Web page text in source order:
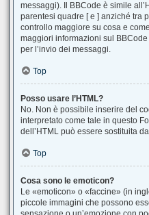
messaggi). Il BBCode è simile
parentesi quadre [ e ] anziché tra
controllo maggiore su cosa e
maggiori informazioni sul
per l’invio dei messaggi.
Top
Posso usare l’HTML?
No. Non è possibile inserire del
interpretato come tale in questo
dell’HTML può essere sostituita
Top
Cosa sono le emoticon?
Le «emoticon» o «faccine» (in
piccole immagini che possono